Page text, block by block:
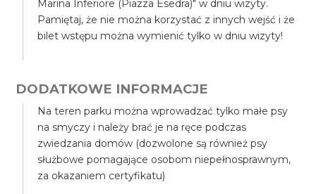
Marina Inferiore (Piazza Esedra)" w dniu wizyty.
Pamiętaj, że nie można korzystać z innych wejść i że
bilet wstępu można wymienić tylko w dniu wizyty!
DODATKOWE INFORMACJE
Na teren parku można wprowadzać tylko małe psy
na smyczy i należy brać je na ręce podczas
zwiedzania domów (dozwolone są również psy
służbowe pomagające osobom niepełnosprawnym,
za okazaniem certyfikatu)